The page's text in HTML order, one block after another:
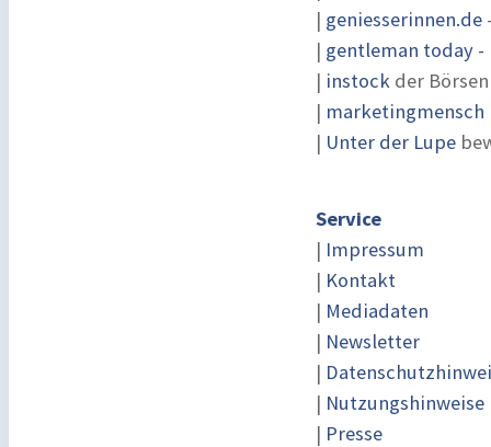
| geniesserinnen.de
| gentleman today -
| instock der
|
| Unter der Lupe
Service
| Impressum
| Kontakt
| Mediadaten
| Newsletter
|
| Nutzungshinweise
| Presse